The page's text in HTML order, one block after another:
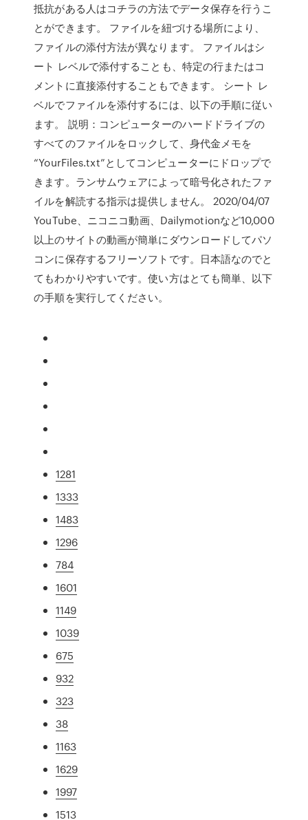
抵抗がある人はコチラの方法でデータ保存を行うこ
とができます。 ファイルを紐づける場所により、
ファイルの添付方法が異なります。 ファイルはシ
ート レベルで添付することも、特定の行またはコ
メントに直接添付することもできます。 シート レ
ベルでファイルを添付するには、以下の手順に従い
ます。 説明：コンピューターのハードドライブの
すべてのファイルをロックして、身代金メモを
“YourFiles.txt”としてコンピューターにドロップで
きます。ランサムウェアによって暗号化されたファ
イルを解読する指示は提供しません。 2020/04/07
YouTube、ニコニコ動画、Dailymotionなど10,000
以上のサイトの動画が簡単にダウンロードしてパソ
コンに保存するフリーソフトです。日本語なのでと
てもわかりやすいです。使い方はとても簡単、以下
の手順を実行してください。
1281
1333
1483
1296
784
1601
1149
1039
675
932
323
38
1163
1629
1997
1513